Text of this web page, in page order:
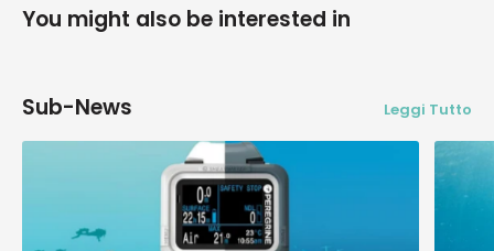
You might also be interested in
Sub-News Leggi Tutto